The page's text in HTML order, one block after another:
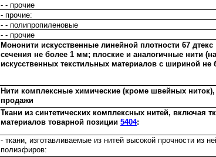
- - прочие
- прочие:
- - полипропиленовые
- - прочие
Мононити искусственные линейной плотности 67
сечения не более 1 мм; плоские и аналогичные нити
искусственных текстильных материалов с шириной не
Нити комплексные химические (кроме швейных
продажи
Ткани из синтетических комплексных нитей, включая
материалов товарной позиции 5404:
- ткани, изготавливаемые из нитей высокой прочности из
полиэфиров: